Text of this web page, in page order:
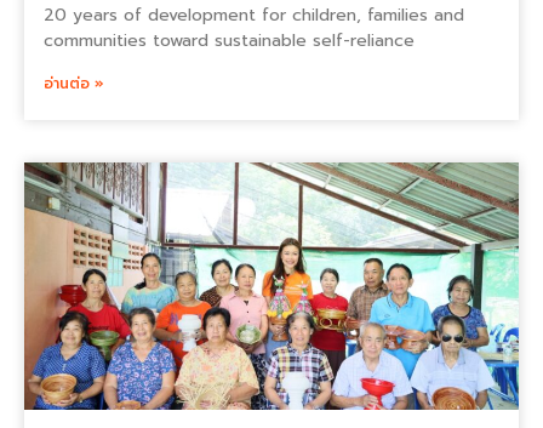
20 years of development for children, families and
communities toward sustainable self-reliance
อ่านต่อ »